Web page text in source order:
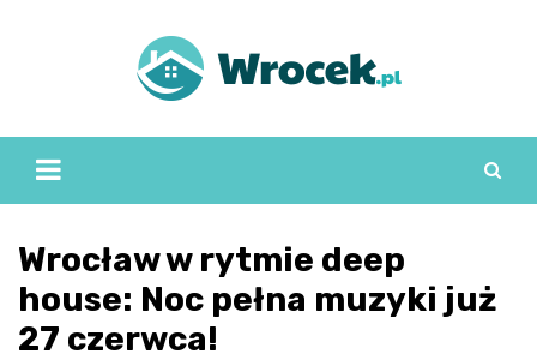
Wrocław w rytmie deep
house: Noc pełna muzyki już
27 czerwca!